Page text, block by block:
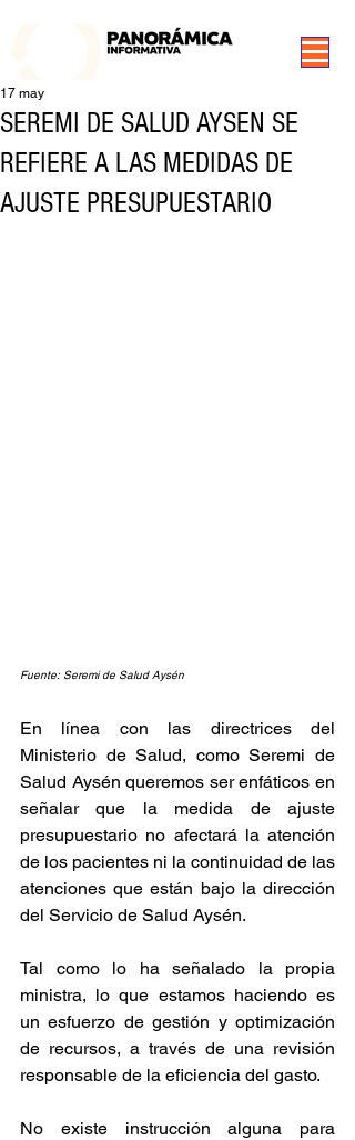
SEREMI DE SALUD AYSEN SE
REFIERE A LAS MEDIDAS DE
AJUSTE PRESUPUESTARIO
17 may
Fuente: Seremi de Salud Aysén
En línea con las directrices del
Ministerio de Salud, como Seremi de
Salud Aysén queremos ser enfáticos en
señalar que la medida de ajuste
presupuestario no afectará la atención
de los pacientes ni la continuidad de las
atenciones que están bajo la dirección
del Servicio de Salud Aysén.
Tal como lo ha señalado la propia
ministra, lo que estamos haciendo es
un esfuerzo de gestión y optimización
de recursos, a través de una revisión
responsable de la eficiencia del gasto.
No existe instrucción alguna para